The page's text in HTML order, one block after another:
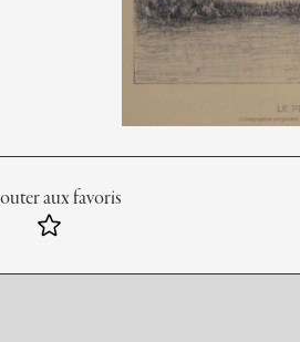
aux favoris